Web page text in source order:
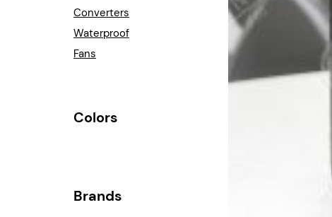
Converters
Waterproof
Fans
Colors
Brands